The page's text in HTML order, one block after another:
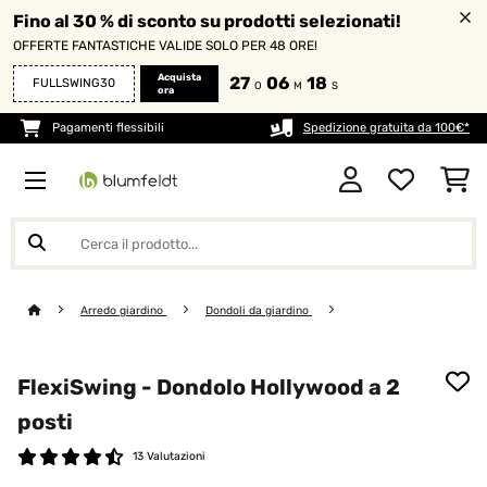
Fino al 30 % di sconto su prodotti selezionati!
OFFERTE FANTASTICHE VALIDE SOLO PER 48 ORE!
FULLSWING30
Acquista
ora
27 O 06 M 18 S
Pagamenti flessibili Spedizione gratuita da 100€*
Arredo giardino Dondoli da giardino
FlexiSwing - Dondolo Hollywood a 2
posti
13 Valutazioni